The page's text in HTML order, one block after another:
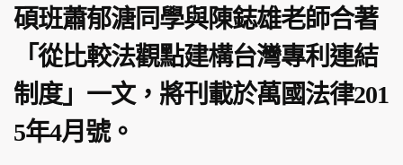
碩班蕭郁溏同學與陳鋕雄老師合著
「從比較法觀點建構台灣專利連結
制度」一文，將刊載於萬國法律201
5年4月號。